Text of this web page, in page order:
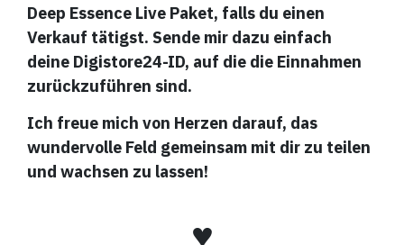
Deep Essence Live Paket, falls du einen
Verkauf tätigst. Sende mir dazu einfach
deine Digistore24-ID, auf die die Einnahmen
zurückzuführen sind.
Ich freue mich von Herzen darauf, das
wundervolle Feld gemeinsam mit dir zu teilen
und wachsen zu lassen!